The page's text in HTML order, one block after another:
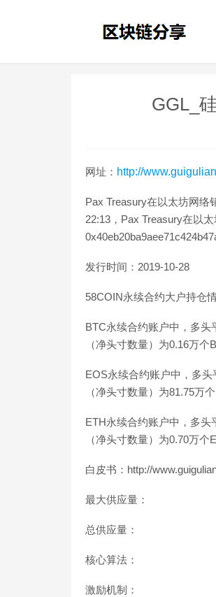
GGL_
网址： http://
Pax Treasury在以太坊网络
22:13，Pax Treasury在以
发行时间：2019-10-28
58COIN永续合约大户持仓
BTC永续合约账户中，多头
（净头寸数量）为0.16万个
EOS永续合约账户中，多
（净头寸数量）为81.75万个
ETH永续合约账户中，多头
（净头寸数量）为0.70万个
白皮书：http://
最大供应量：
总供应量：
核心算法：
激励机制：